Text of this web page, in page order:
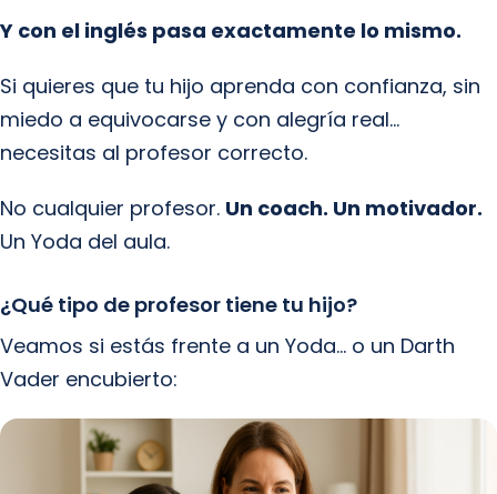
Y con el inglés pasa exactamente lo mismo.
Si quieres que tu hijo aprenda con confianza, sin
miedo a equivocarse y con alegría real…
necesitas al profesor correcto.
No cualquier profesor. Un coach. Un motivador.
Un Yoda del aula.
¿Qué tipo de profesor tiene tu hijo?
Veamos si estás frente a un Yoda… o un Darth
Vader encubierto: